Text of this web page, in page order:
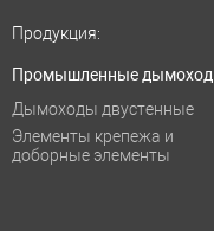
Продукция:
Промышленные
Дымоходы двустенные
Элементы крепежа и
доборные элементы